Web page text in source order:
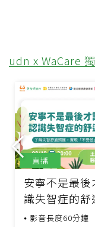
udn x WaCare
安寧不是最
識失智症的舒
影音長度60分鐘
直播